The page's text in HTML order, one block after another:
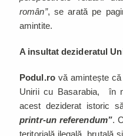
român”, se arată pe
amintite.
A insultat dezideratul
Podul.rovă amintește că
Unirii cu Basarabia, în
acest deziderat istoric
printr-un referendum”.
teritorială ilegală, brutală